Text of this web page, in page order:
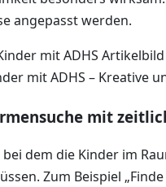
angepasst werden.
mit ADHS – Kreative
mit
bei dem die Kinder im
Zum Beispiel